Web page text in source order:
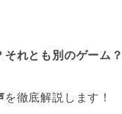
れとも別のゲーム？
を徹底解説します！